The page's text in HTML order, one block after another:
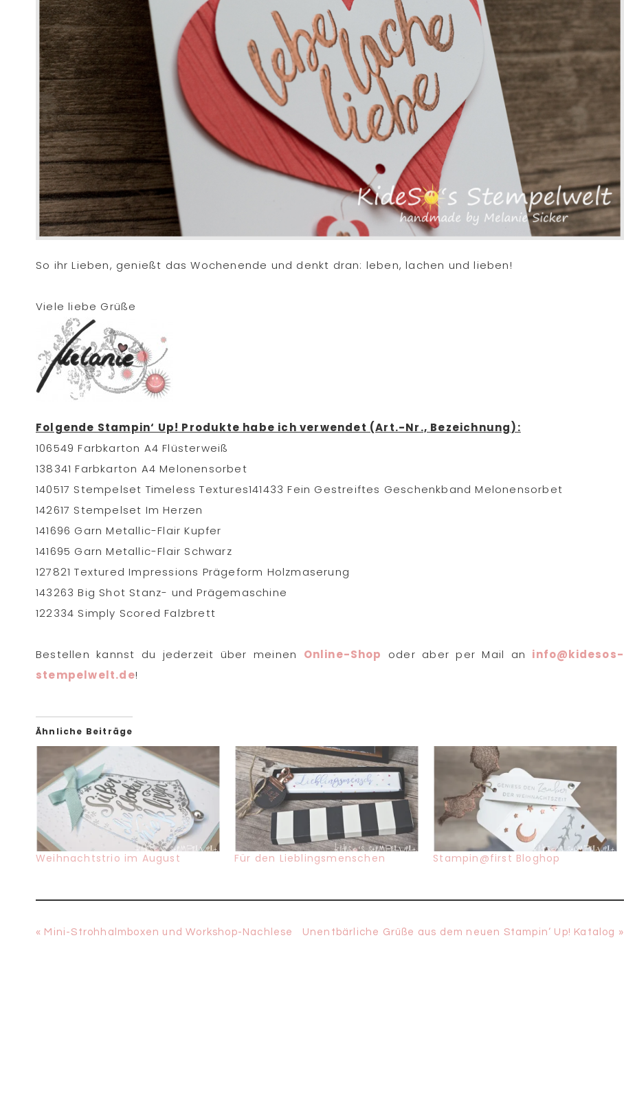
So ihr Lieben, genießt das Wochenende und denkt dran: leben, lachen und lieben!
Viele liebe Grüße
Folgende Stampin‘ Up! Produkte habe ich verwendet (Art.-Nr., Bezeichnung):
106549 Farbkarton A4 Flüsterweiß
138341 Farbkarton A4 Melonensorbet
140517 Stempelset Timeless Textures141433 Fein Gestreiftes Geschenkband Melonensorbet
142617 Stempelset Im Herzen
141696 Garn Metallic-Flair Kupfer
141695 Garn Metallic-Flair Schwarz
127821 Textured Impressions Prägeform Holzmaserung
143263 Big Shot Stanz- und Prägemaschine
122334 Simply Scored Falzbrett
Bestellen kannst du jederzeit über meinen Online-Shop oder aber per Mail an info@kidesos-
stempelwelt.de!
Ähnliche Beiträge
Weihnachtstrio im August Für den Lieblingsmenschen Stampin@first Bloghop
Vorheriger
« Mini-Strohhalmboxen und Workshop-Nachlese
Nächster
Unentbärliche Grüße aus dem neuen Stampin‘ Up! Katalog »